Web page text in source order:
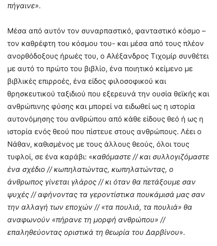
πήγαινε».
Μέσα από αυτόν τον συναρπαστικό, φανταστικό κόσμο –
τον καθρέφτη του κόσμου του- και μέσα από τους πλέον
ανορθόδοξους ήρωές του, ο Αλέξανδρος Τιχομίρ συνθέτει
με αυτό το πρώτο του βιβλίο, ένα ποιητικό κείμενο με
βιβλικές επιρροές, ένα είδος φιλοσοφικού και
θρησκευτικού ταξιδιού που εξερευνά την ουσία θεϊκής και
ανθρώπινης φύσης και μπορεί να ειδωθεί ως η ιστορία
αυτονόμησης του ανθρώπου από κάθε είδους θεό ή ως η
ιστορία ενός θεού που πίστευε στους ανθρώπους. Λέει ο
Νάθαν, καθισμένος με τους άλλους θεούς, όλοι τους
τυφλοί, σε ένα καράβι: «καθόμαστε // και συλλογιζόμαστε
ένα σχέδιο // κωπηλατώντας, κωπηλατώντας, ο
άνθρωπος γίνεται γλάρος // κι όταν θα πετάξουμε σαν
ψυχές // αφήνοντας τα γεροντίστικα πουκάμισά μας σαν
την αλλαγή των εποχών // «τα πουλιά, τα πουλιά» θα
αναφωνούν «πήρανε τη μορφή ανθρώπου» //
επαληθεύοντας οριστικά τη θεωρία του Δαρβίνου».